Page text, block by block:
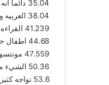
35.04 دائما انه نكون على تواصل مع ثقافتنا
38.04 العربيه والاسلاميه ويعززوا فينا حب
41.239 القراءه والكتابه وبحكم انه والدتي معلمه
44.68 اطفال خبره اكثر من 25 سنه متخصصه
47.559 مونتسوري كانت هي كمان دائما بتعمل نفس
50.36 الشيء مع طلابها الصغار لكن للاسف كانت
53.6 تواجه كثير مشاكل